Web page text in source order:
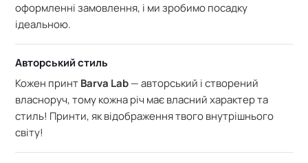
оформленні замовлення, і ми зробимо посадку
ідеальною.
Авторський стиль
Кожен принтBarva Lab— авторський і створений
власноруч, тому кожна річ має власний характер та
стиль! Принти, як відображення твого внутрішнього
світу!